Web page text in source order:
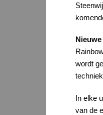
wordt
In elke
van de